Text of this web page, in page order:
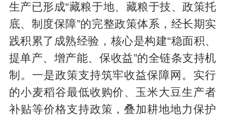
生产已形成“藏粮于地、藏粮于技、政策托
底、制度保障”的完整政策体系，经长期实
践积累了成熟经验，核心是构建“稳面积、
提单产、增产能、保收益”的全链条支持机
制。一是政策支持筑牢收益保障网。实行
的小麦稻谷最低收购价、玉米大豆生产者
补贴等价格支持政策，叠加耕地地力保护